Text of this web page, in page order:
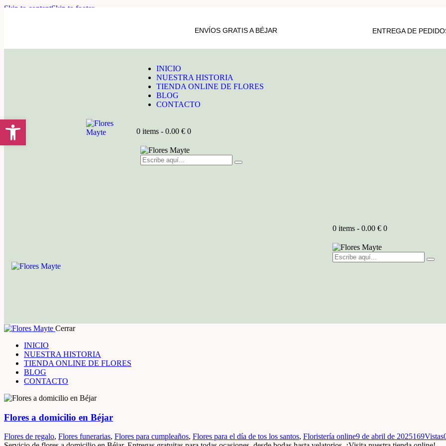
Skip to contentSkip to footer
ENVÍOS GRATIS A BÉJAR ENTREGA DE
INICIO
NUESTRA HISTORIA
TIENDA ONLINE DE FLORES
BLOG
CONTACTO
0 items - 0.00 € 0
0 items - 0.00 € 0
Cerrar
INICIO
NUESTRA HISTORIA
TIENDA ONLINE DE FLORES
BLOG
CONTACTO
Flores a domicilio en Béjar
Flores de regalo, Flores funerarias, Flores para cumpleaños, Flores para el día de tos los santos, Floristería online9 de abril de 2025169Vistas
Abrir barra de herramientas